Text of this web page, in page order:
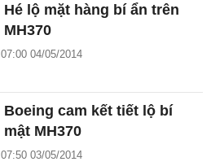
Hé lộ mặt hàng bí ẩn trên
MH370
07:00 04/05/2014
Boeing cam kết tiết lộ bí
mật MH370
07:50 03/05/2014